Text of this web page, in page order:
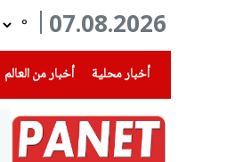
07.08.2026
°
أخبار محلية
(current) أخبار من العالم